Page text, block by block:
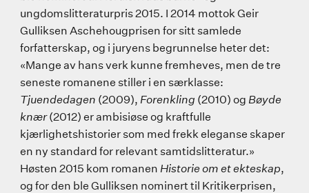
ungdomslitteraturpris 2015. I 2014 mottok Geir
Gulliksen Aschehougprisen for sitt samlede
forfatterskap, og i juryens begrunnelse heter det:
«Mange av hans verk kunne fremheves, men de tre
seneste romanene stiller i en særklasse:
Tjuendedagen (2009), Forenkling (2010) og Bøyde
knær(2012) er ambisiøse og kraftfulle
kjærlighetshistorier som med frekk eleganse skaper
en ny standard for relevant samtidslitteratur.»
Høsten 2015 kom romanen Historie om et ekteskap,
og for den ble Gulliksen nominert til Kritikerprisen,